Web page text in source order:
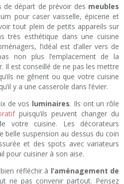
de départ de prévoir des meubles
pour caser vaisselle, épicerie et
tout plein de petits appareils sur
très esthétique dans une cuisine
l’idéal est d’aller vers de
non plus l’emplacement de la
Il est conseillé de ne pas les mettre
ne gênent ou que votre cuisine
y a une casserole dans l’évier.
de vos luminaires. Ils ont un rôle
puisqu’ils peuvent changer du
votre cuisine. Les décorateurs
belle suspension au dessus du coin
et des spots avec variateurs
pour cuisiner à son aise.
réfléchir à l’aménagement de
ne pas convenir partout. Pensez